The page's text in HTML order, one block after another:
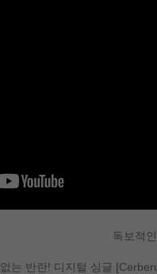
독보적
는 반란! 디지털 싱글